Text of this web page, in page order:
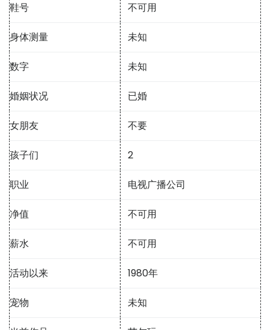
鞋号 不可用
身体测量 未知
数字 未知
婚姻状况 已婚
女朋友 不要
孩子们 2
职业 电视广播公司
净值 不可用
薪水 不可用
活动以来 1980年
宠物 未知